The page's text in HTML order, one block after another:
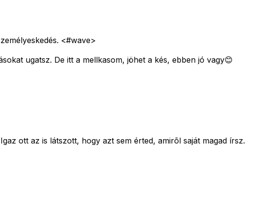
<#wave>
ugatsz. De itt a mellkasom, jöhet a kés, ebben jó vagy😊
ott az is látszott, hogy azt sem érted, amirõl saját magad írsz.